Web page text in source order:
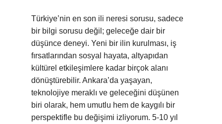
Türkiye’nin en son ili neresi sorusu, sadece
bir bilgi sorusu değil; geleceğe dair bir
düşünce deneyi. Yeni bir ilin kurulması, iş
fırsatlarından sosyal hayata, altyapıdan
kültürel etkileşimlere kadar birçok alanı
dönüştürebilir. Ankara’da yaşayan,
teknolojiye meraklı ve geleceğini düşünen
biri olarak, hem umutlu hem de kaygılı bir
perspektifle bu değişimi izliyorum. 5-10 yıl